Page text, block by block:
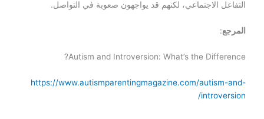
التفاعل الاجتماعي، لكنهم قد يواجهون صعوبة في التواصل.
المرجع:
Autism and Introversion: What’s the Difference?
https://www.autismparentingmagazine.com/autism-and-
introversion/